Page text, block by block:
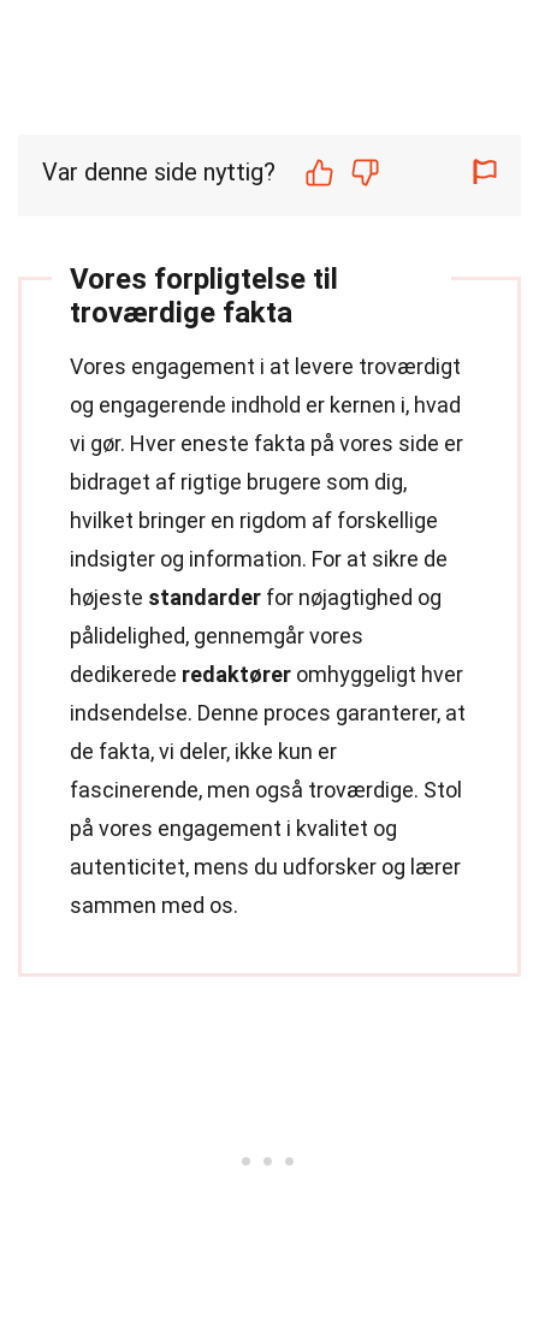
Var denne side nyttig?
Vores forpligtelse til
troværdige fakta
Vores engagement i at levere troværdigt
og engagerende indhold er kernen i, hvad
vi gør. Hver eneste fakta på vores side er
bidraget af rigtige brugere som dig,
hvilket bringer en rigdom af forskellige
indsigter og information. For at sikre de
højeste standarder for nøjagtighed og
pålidelighed, gennemgår vores
dedikerede redaktører omhyggeligt hver
indsendelse. Denne proces garanterer, at
de fakta, vi deler, ikke kun er
fascinerende, men også troværdige. Stol
på vores engagement i kvalitet og
autenticitet, mens du udforsker og lærer
sammen med os.